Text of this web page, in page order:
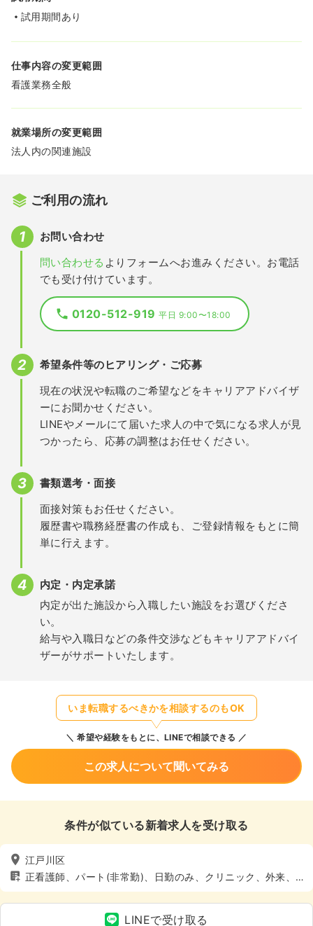
試用期間あり
仕事内容の変更範囲
看護業務全般
就業場所の変更範囲
法人内の関連施設
ご利用の流れ
お問い合わせ
問い合わせる よりフォームへお進みください。お電話
でも受け付けています。
0120-512-919平日 9:00〜18:00
希望条件等のヒアリング・ご応募
現在の状況や転職のご希望などをキャリアアドバイザ
ーにお聞かせください。
LINEやメールにて届いた求人の中で気になる求人が見
つかったら、応募の調整はお任せください。
書類選考・面接
面接対策もお任せください。
履歴書や職務経歴書の作成も、ご登録情報をもとに簡
単に行えます。
内定・内定承諾
内定が出た施設から入職したい施設をお選びくださ
い。
給与や入職日などの条件交渉などもキャリアアドバイ
ザーがサポートいたします。
いま転職するべきかを相談するのもOK
希望や経験をもとに、LINEで相談できる
この求人について聞いてみる
条件が似ている新着求人を受け取る
江戸川区
正看護師、パート(非常勤)、日勤のみ、クリニック、外来、4
週8休以上
LINEで受け取る